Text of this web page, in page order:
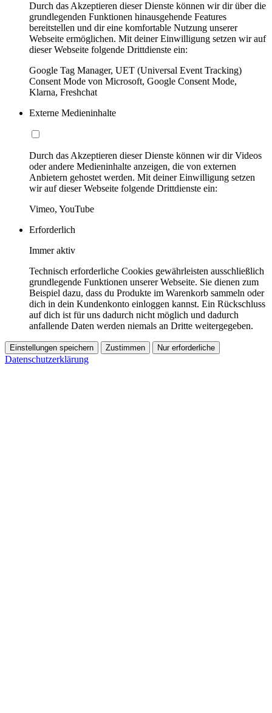
Durch das Akzeptieren dieser Dienste können wir dir über die
grundlegenden Funktionen hinausgehende Features
bereitstellen und dir eine komfortable Nutzung unserer
Webseite ermöglichen. Mit deiner Einwilligung setzen wir auf
dieser Webseite folgende Drittdienste ein:
Google Tag Manager, UET (Universal Event Tracking)
Consent Mode von Microsoft, Google Consent Mode,
Klarna, Freshchat
Externe Medieninhalte
Durch das Akzeptieren dieser Dienste können wir dir Videos
oder andere Medieninhalte anzeigen, die von externen
Anbietern gehostet werden. Mit deiner Einwilligung setzen
wir auf dieser Webseite folgende Drittdienste ein:
Vimeo, YouTube
Erforderlich
Immer aktiv
Technisch erforderliche Cookies gewährleisten ausschließlich
grundlegende Funktionen unserer Webseite. Sie dienen zum
Beispiel dazu, dass du Produkte im Warenkorb sammeln oder
dich in dein Kundenkonto einloggen kannst. Ein Rückschluss
auf dich ist für uns dadurch nicht möglich und dadurch
anfallende Daten werden niemals an Dritte weitergegeben.
Einstellungen speichern Zustimmen Nur erforderliche
Datenschutzerklärung